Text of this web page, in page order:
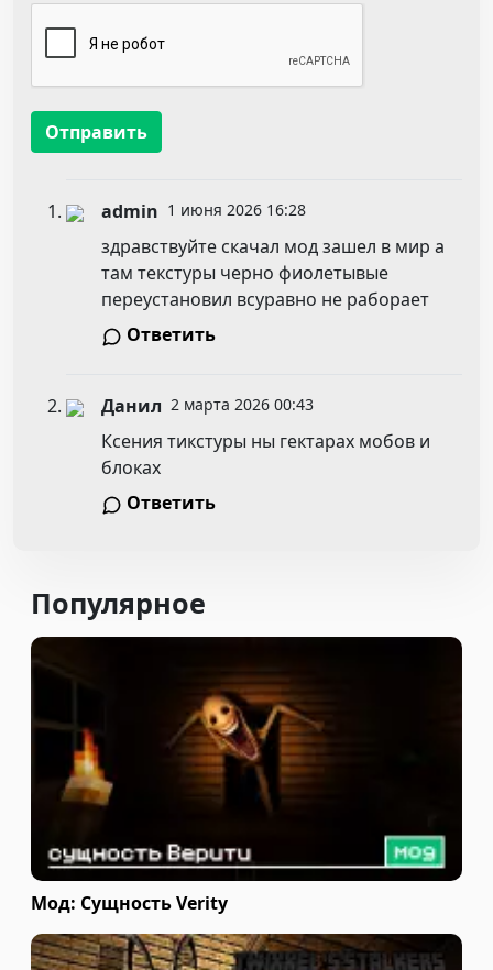
Отправить
admin 1 июня 2026 16:28
здравствуйте скачал мод зашел в мир а
там текстуры черно фиолетывые
переустановил всуравно не раборает
Ответить
Данил 2 марта 2026 00:43
Ксения тикстуры ны гектарах мобов и
блоках
Ответить
Популярное
Мод: Сущность Verity